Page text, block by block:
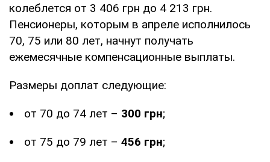
колеблется от 3 406 грн до 4 213 грн.
Пенсионеры, которым в апреле исполнилось
70, 75 или 80 лет, начнут получать
ежемесячные компенсационные выплаты.
Размеры доплат следующие:
от 70 до 74 лет – 300 грн;
от 75 до 79 лет – 456 грн;